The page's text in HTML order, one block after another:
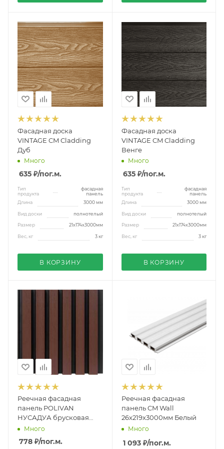
Фасадная доска
VINTAGE CM Cladding
Дуб
Много
635 ₽/пог.м.
Тип
продукта
фасадная
панель
Длина
3000 мм
Вид доски полнотелый
Размер 21x174x3000мм
Вес, кг 3 кг
В КОРЗИНУ
Фасадная доска
VINTAGE CM Cladding
Венге
Много
635 ₽/пог.м.
Тип
продукта
фасадная
панель
Длина
3000 мм
Вид доски полнотелый
Размер 21x174x3000мм
Вес, кг 3 кг
В КОРЗИНУ
Реечная фасадная
панель POLIVAN
НУСАДУА брусковая
двухцветная ко-
экструзия 13х177х3600
мм шоколад
Много
778 ₽/пог.м.
Реечная фасадная
панель CM Wall
26x219x3000мм Белый
Много
1 093 ₽/пог.м.